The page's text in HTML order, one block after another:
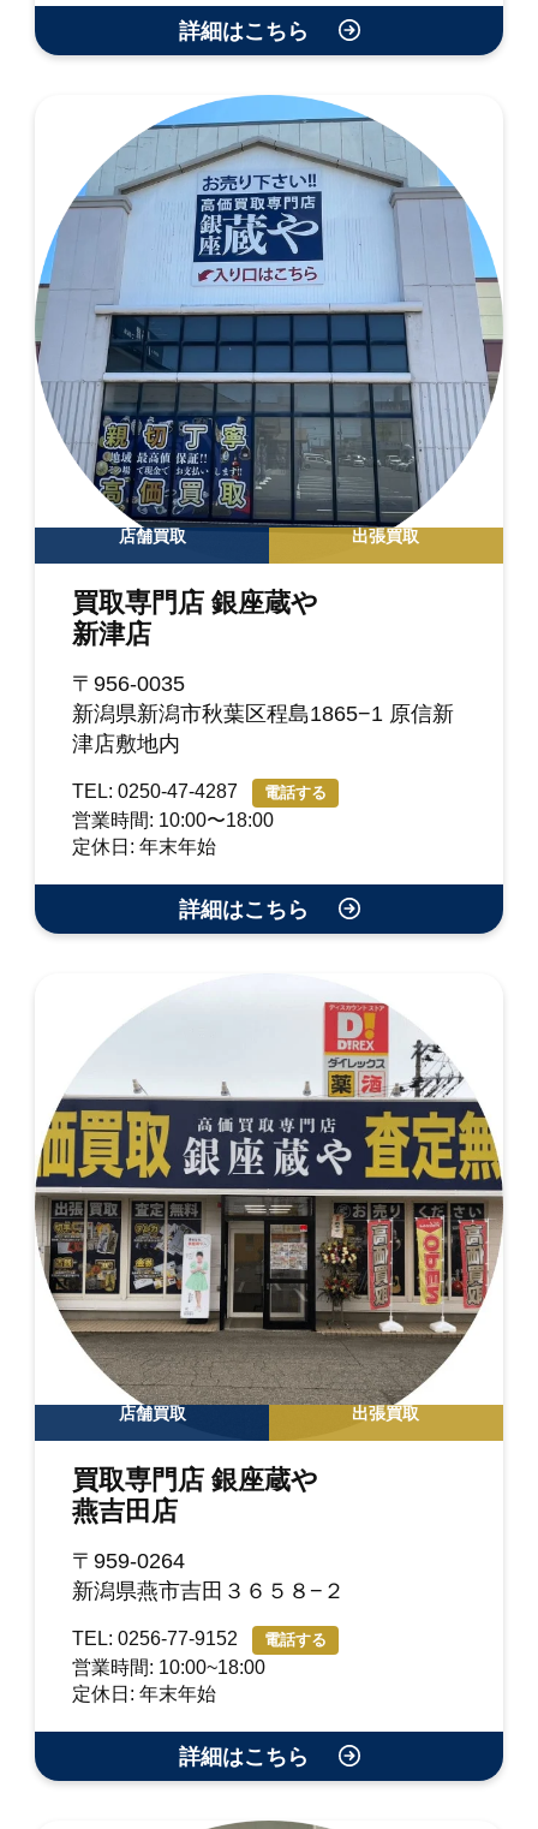
詳細はこちら
店舗買取 出張買取
買取専門店 銀座蔵や
新津店
〒956-0035
新潟県新潟市秋葉区程島1865−1 原信新
津店敷地内
TEL: 0250-47-4287 電話する
営業時間: 10:00〜18:00
定休日: 年末年始
詳細はこちら
店舗買取 出張買取
買取専門店 銀座蔵や
燕吉田店
〒959-0264
新潟県燕市吉田３６５８−２
TEL: 0256-77-9152 電話する
営業時間: 10:00~18:00
定休日: 年末年始
詳細はこちら